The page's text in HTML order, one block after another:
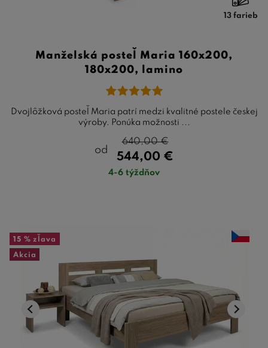
13 farieb
Manželská posteľ Maria 160x200,
180x200, lamino
Dvojlôžková posteľ Maria patrí medzi kvalitné postele českej
výroby. Ponúka možnosti ...
od
544,00 €
640,00€
4-6 týždňov
15 % zľava
Akcia